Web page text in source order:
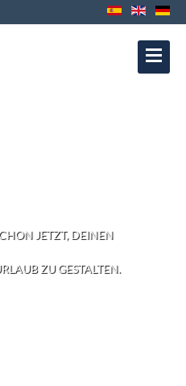
Aviso Legal
JETZT, DEINEN
ZU GESTALTEN.